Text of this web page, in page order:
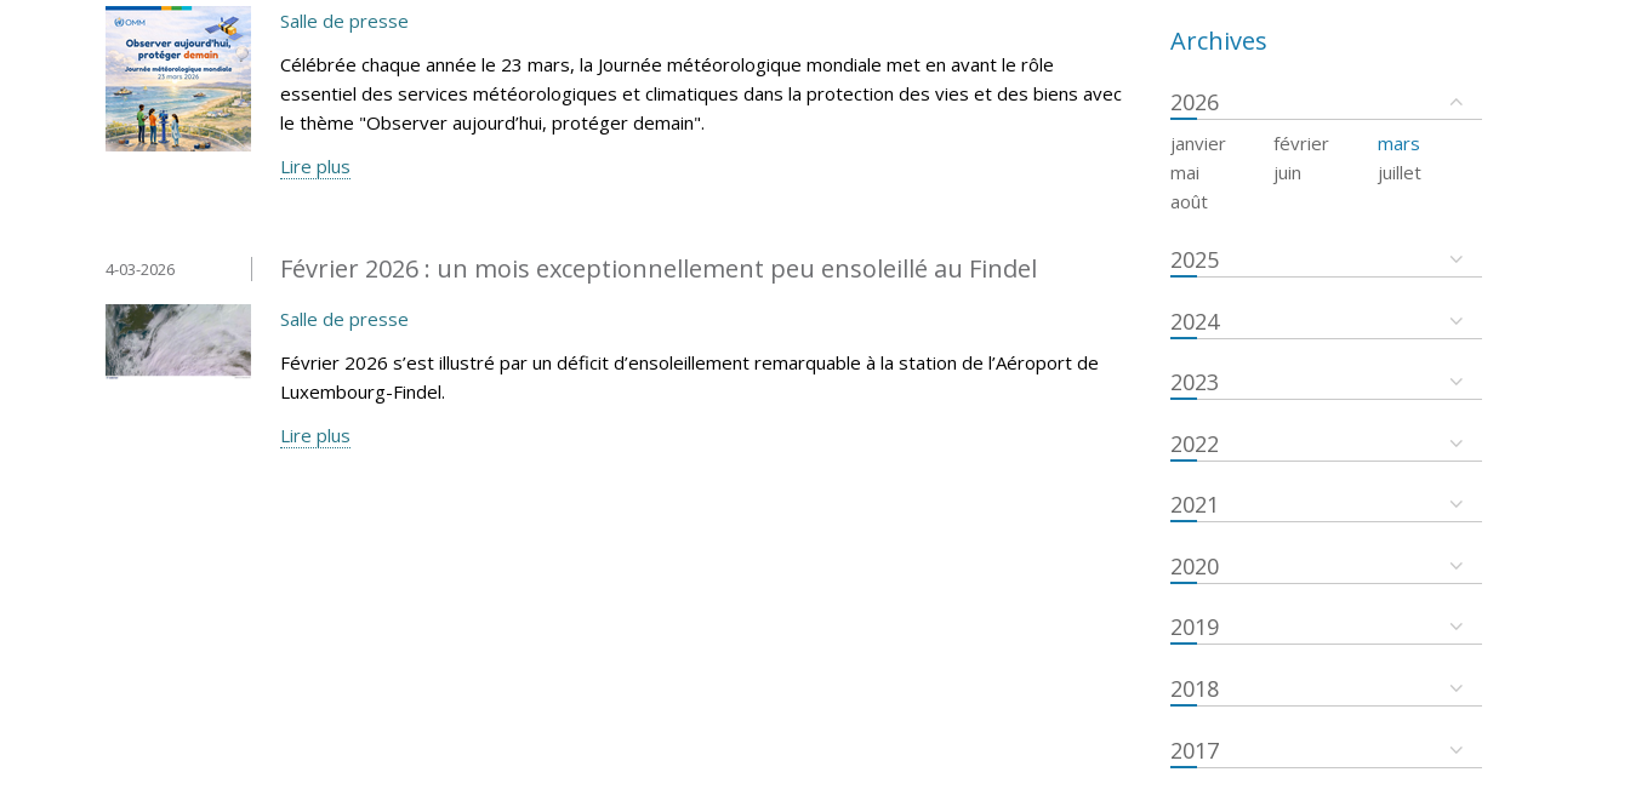
Salle de presse
Célébrée chaque année le 23 mars, la Journée météorologique mondiale met en avant le rôle
essentiel des services météorologiques et climatiques dans la protection des vies et des biens avec
le thème "Observer aujourd’hui, protéger demain".
Lire plus
Février 2026 : un mois exceptionnellement peu ensoleillé au Findel
4-03-2026
Salle de presse
Février 2026 s’est illustré par un déficit d’ensoleillement remarquable à la station de l’Aéroport de
Luxembourg-Findel.
Lire plus
Archives
2026
janvier février
mars
mai
juin
juillet
août
2025
2024
2023
2022
2021
2020
2019
2018
2017